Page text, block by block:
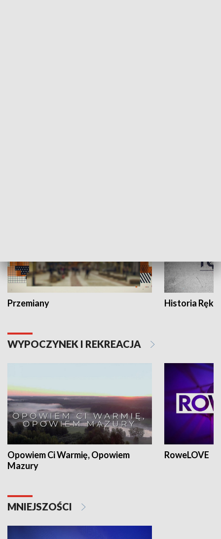
Przemiany Historia Ręką
WYPOCZYNEK I REKREACJA
Opowiem Ci Warmię, Opowiem
Mazury
RoweLOVE
MNIEJSZOŚCI